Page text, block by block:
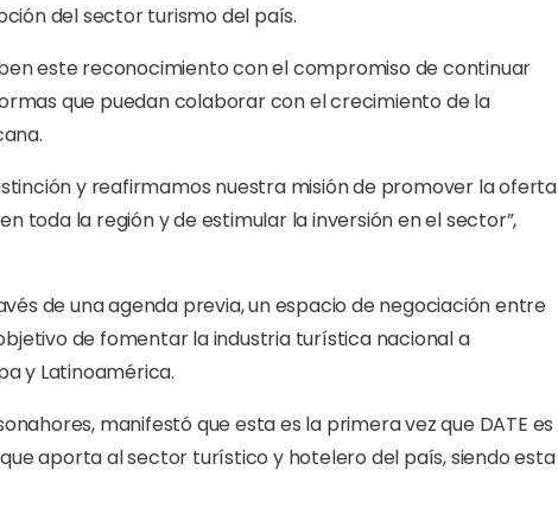
del sector turismo del país.
este reconocimiento con el compromiso de continuar
que puedan colaborar con el crecimiento de la
y reafirmamos nuestra misión de promover la oferta
toda la región y de estimular la inversión en el sector”,
de una agenda previa, un espacio de negociación entre
de fomentar la industria turística nacional a
y Latinoamérica.
manifestó que esta es la primera vez que DATE es
aporta al sector turístico y hotelero del país, siendo esta